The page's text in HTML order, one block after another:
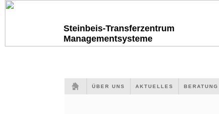
Steinbeis-Transferzentrum
Managementsysteme
ÜBER UNS AKTUELLES